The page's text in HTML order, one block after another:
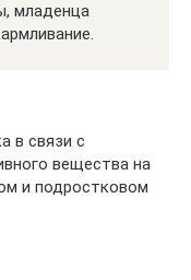
младенца
в связи с
вещества на
и подростковом